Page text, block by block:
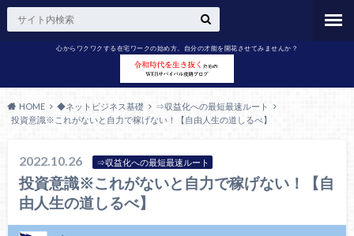
心からワクワクする在宅ワークの始め方。自分の才能を開花させてみませんか？
HOME ◆ネットビジネス基礎
⇒収益化への最短最速ルート
投資意識※これがないと自力で稼げない！【自由人生の道しるべ】
2022.10.26 ⇒収益化への最短最速ルート
投資意識※これがないと自力で稼げない！【自
由人生の道しるべ】